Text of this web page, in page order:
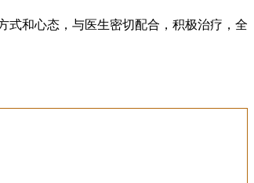
式和心态，与医生密切配合，积极治疗，全